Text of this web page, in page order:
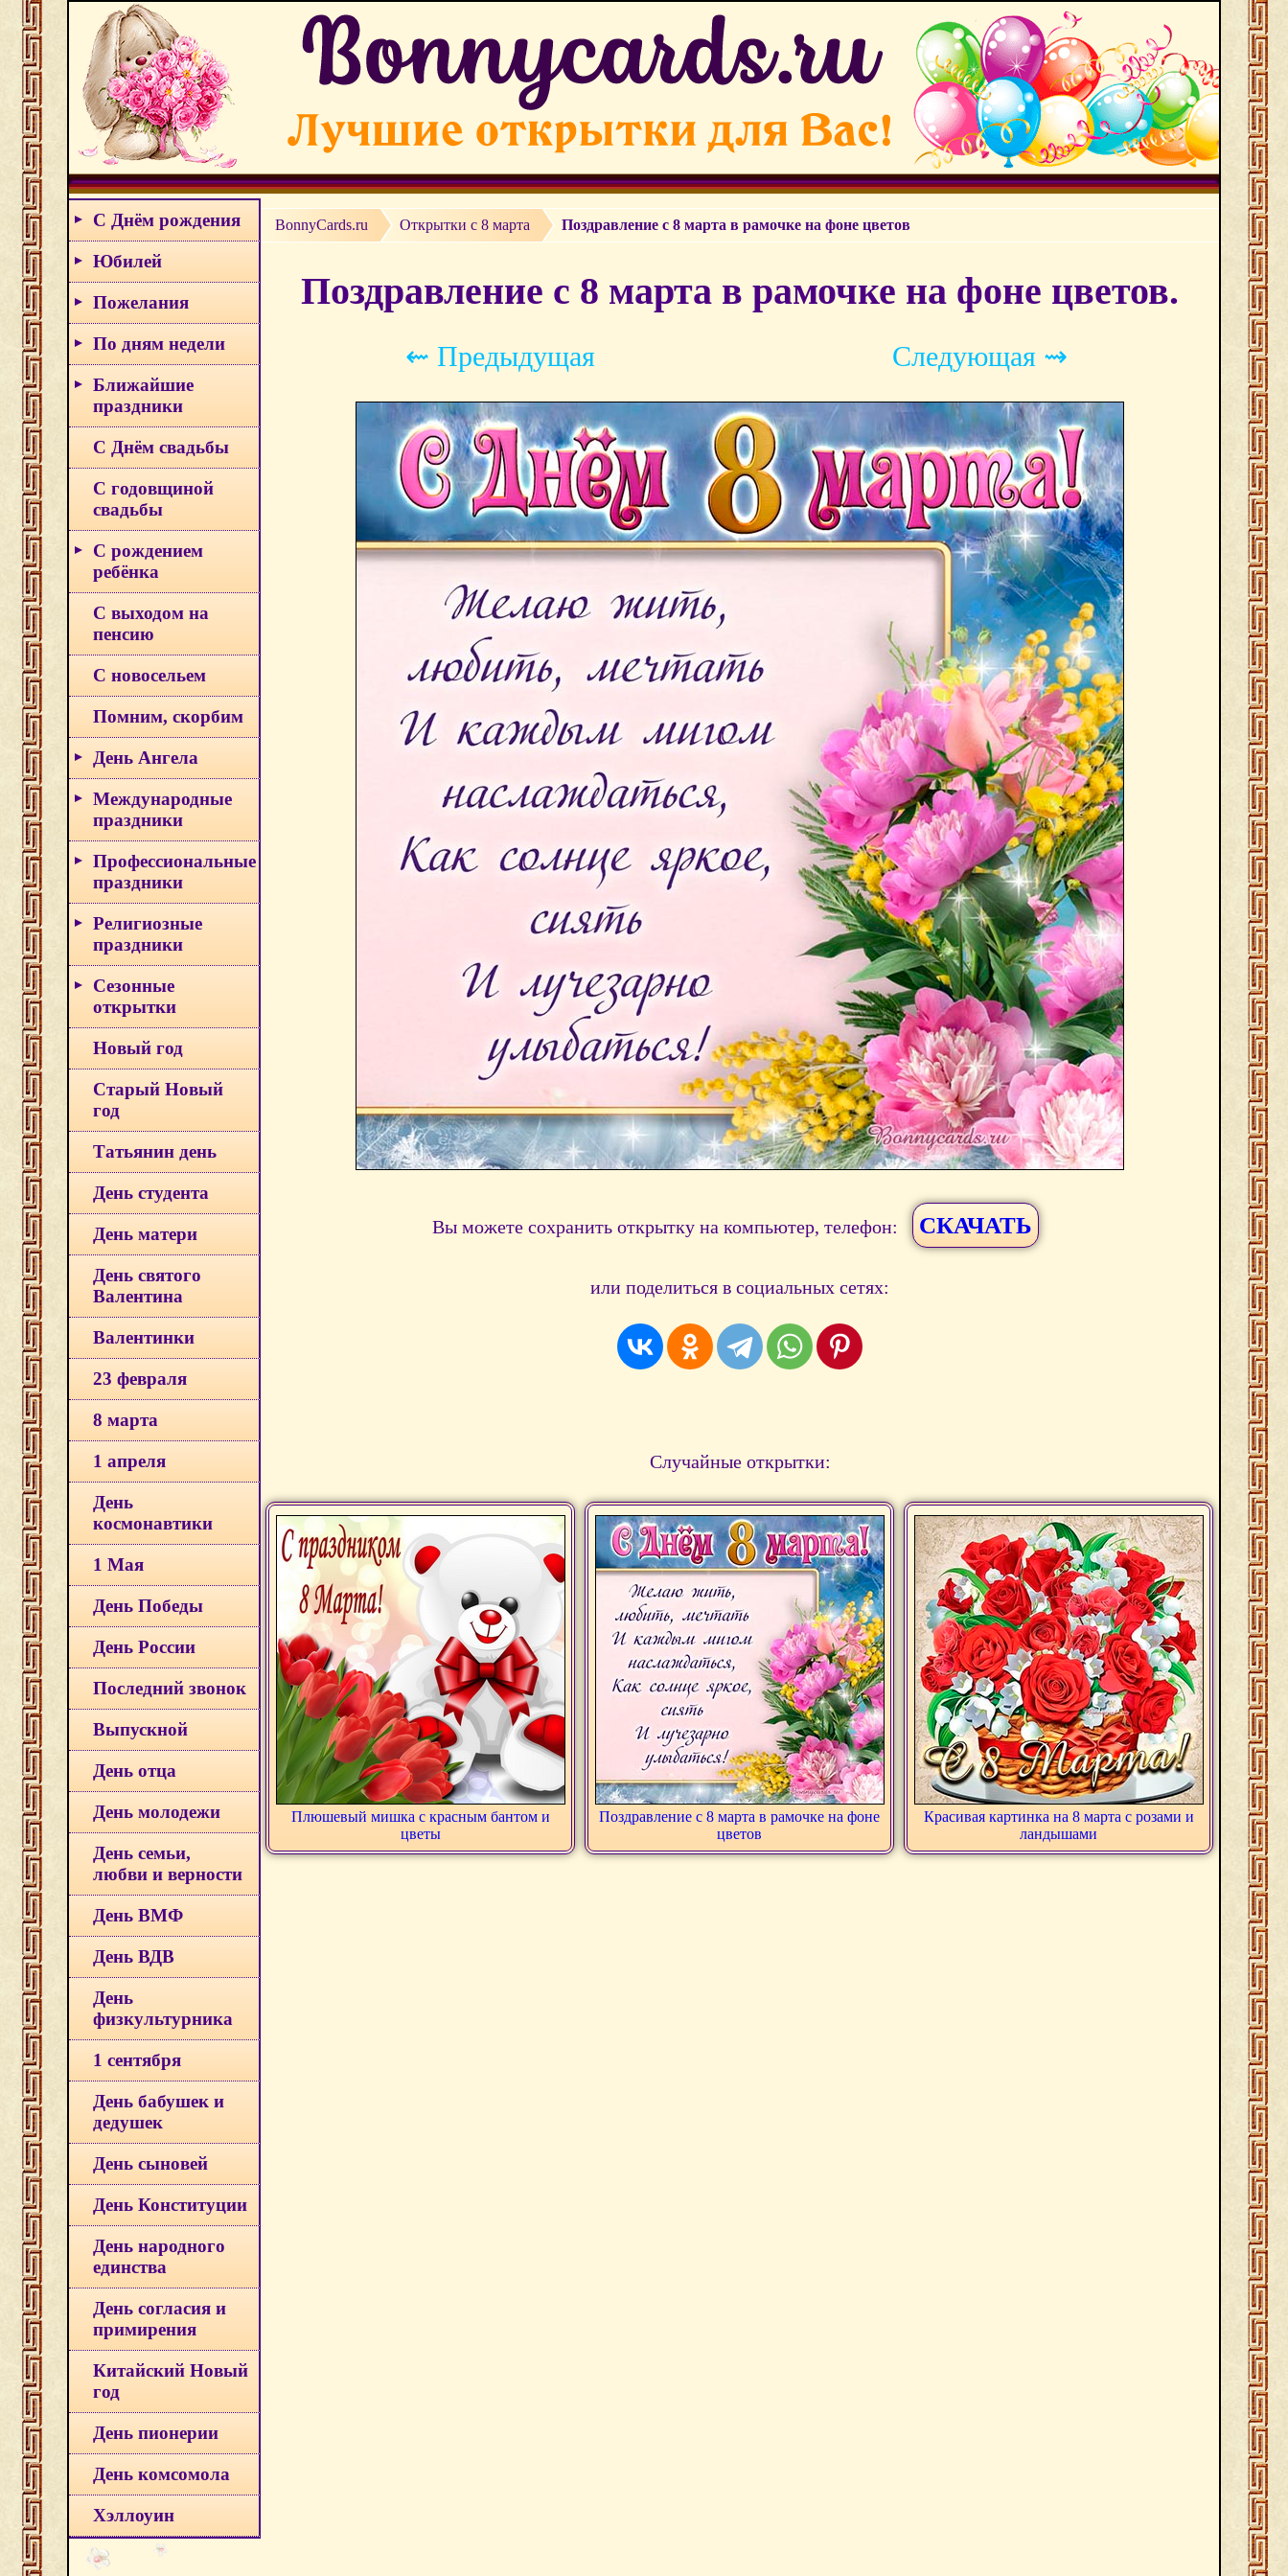
С Днём рождения
Юбилей
Пожелания
По дням недели
Ближайшие
праздники
С Днём свадьбы
С годовщиной
свадьбы
С рождением
ребёнка
С выходом на
пенсию
С новосельем
Помним, скорбим
День Ангела
Международные
праздники
Профессиональные
праздники
Религиозные
праздники
Сезонные
открытки
Новый год
Старый Новый
год
Татьянин день
День студента
День матери
День святого
Валентина
Валентинки
23 февраля
8 марта
1 апреля
День
космонавтики
1 Мая
День Победы
День России
Последний звонок
Выпускной
День отца
День молодежи
День семьи,
любви и верности
День ВМФ
День ВДВ
День
физкультурника
1 сентября
День бабушек и
дедушек
День сыновей
День Конституции
День народного
единства
День согласия и
примирения
Китайский Новый
год
День пионерии
День комсомола
Хэллоуин
BonnyCards.ru Открытки c 8 марта Поздравление с 8 марта в рамочке на фоне цветов
Поздравление с 8 марта в рамочке на фоне цветов.
⇜ Предыдущая Следующая ⇝
Вы можете сохранить открытку на компьютер, телефон: СКАЧАТЬ
или поделиться в социальных сетях:
Случайные открытки:
Плюшевый мишка с красным бантом и
цветы
Поздравление с 8 марта в рамочке на фоне
цветов
Красивая картинка на 8 марта с розами и
ландышами